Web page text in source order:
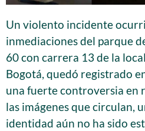
Un violento incidente
inmediaciones del parque
60 con carrera 13 de la
Bogotá, quedó registrado
una fuerte controversia en
las imágenes que circulan,
identidad aún no ha sido